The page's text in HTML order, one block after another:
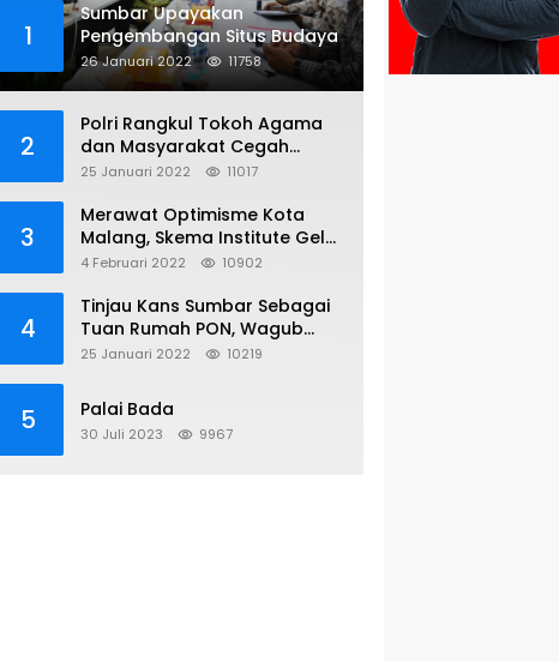
1
Sumbar Upayakan
Pengembangan Situs Budaya
26 Januari 2022 11758
2
Polri Rangkul Tokoh Agama
dan Masyarakat Cegah
Bentrok Susulan di Sorong
25 Januari 2022 11017
3
Merawat Optimisme Kota
Malang, Skema Institute Gelar
Diskusi Kolaboratif
4 Februari 2022 10902
4
Tinjau Kans Sumbar Sebagai
Tuan Rumah PON, Wagub
Sambangi KONI Pusat
25 Januari 2022 10219
5 Palai Bada
30 Juli 2023 9967